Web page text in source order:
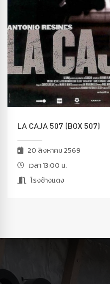
LA CAJA 507 (BOX 507)
20 สิงหาคม 2569
เวลา 13:00 น.
โรงช้างแดง